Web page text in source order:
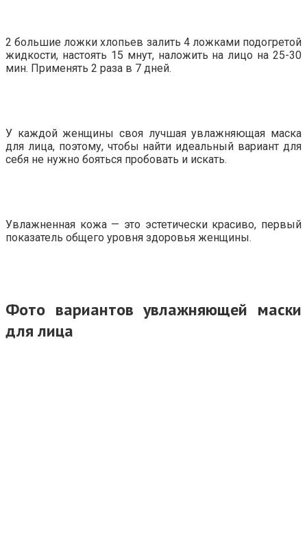
2 большие ложки хлопьев залить 4 ложками подогретой
жидкости, настоять 15 мнут, наложить на лицо на 25-30
мин. Применять 2 раза в 7 дней.
У каждой женщины своя лучшая увлажняющая маска
для лица, поэтому, чтобы найти идеальный вариант для
себя не нужно бояться пробовать и искать.
Увлажненная кожа — это эстетически красиво, первый
показатель общего уровня здоровья женщины.
Фото вариантов увлажняющей маски
для лица